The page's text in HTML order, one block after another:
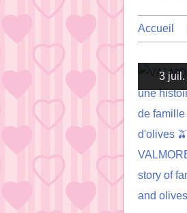
Accueil
3 juil.